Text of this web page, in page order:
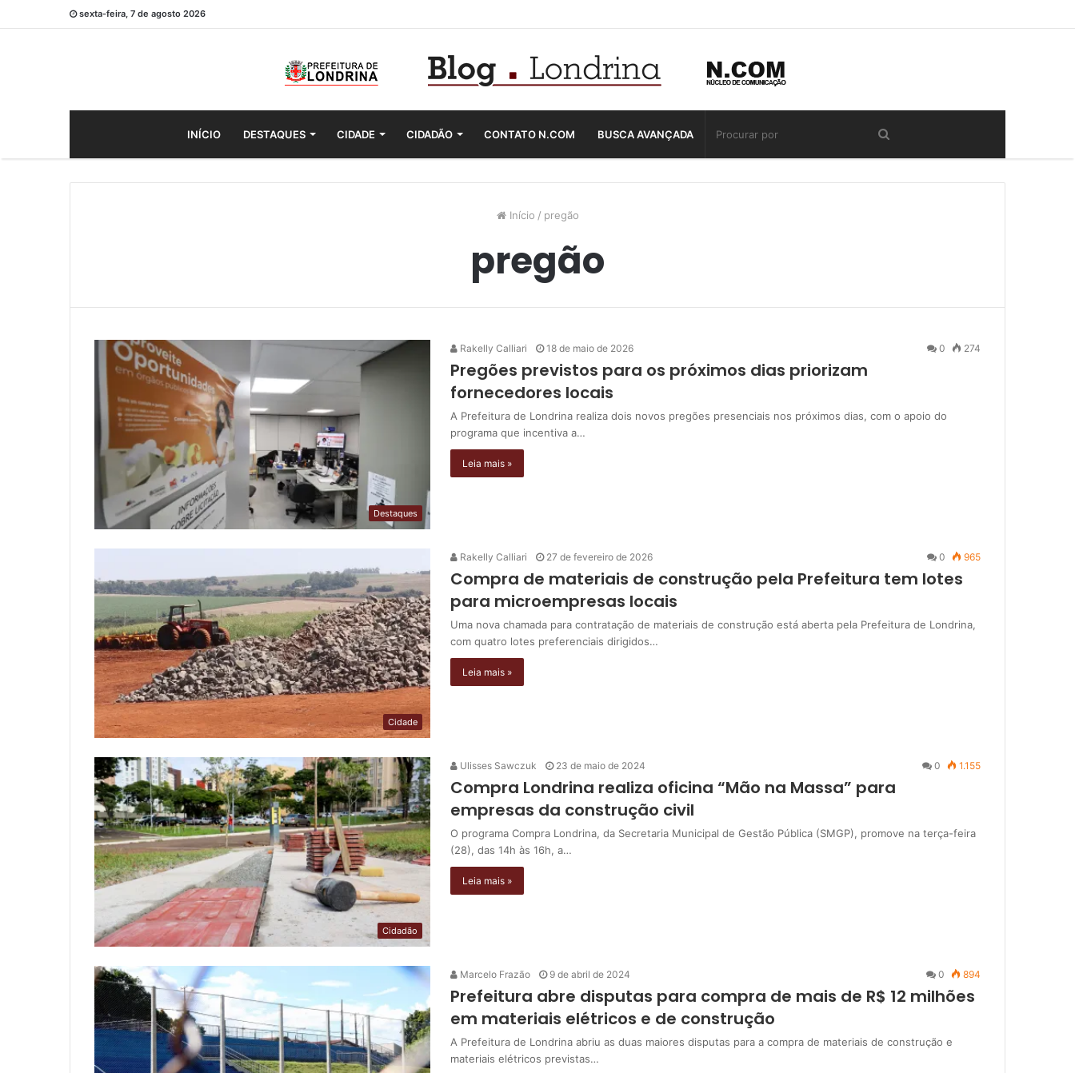
sexta-feira, 7 de agosto 2026
INÍCIO DESTAQUES CIDADE CIDADÃO CONTATO N.COM BUSCA AVANÇADA
Início / pregão
pregão
Destaques
Rakelly Calliari 18 de maio de 2026 0 274
Pregões previstos para os próximos dias priorizam
fornecedores locais
A Prefeitura de Londrina realiza dois novos pregões presenciais nos próximos dias, com o apoio do
programa que incentiva a…
Leia mais »
Cidade
Rakelly Calliari 27 de fevereiro de 2026 0 965
Compra de materiais de construção pela Prefeitura tem lotes
para microempresas locais
Uma nova chamada para contratação de materiais de construção está aberta pela Prefeitura de Londrina,
com quatro lotes preferenciais dirigidos…
Leia mais »
Cidadão
Ulisses Sawczuk 23 de maio de 2024 0 1.155
Compra Londrina realiza oficina “Mão na Massa” para
empresas da construção civil
O programa Compra Londrina, da Secretaria Municipal de Gestão Pública (SMGP), promove na terça-feira
(28), das 14h às 16h, a…
Leia mais »
Marcelo Frazão 9 de abril de 2024 0 894
Prefeitura abre disputas para compra de mais de R$ 12 milhões
em materiais elétricos e de construção
A Prefeitura de Londrina abriu as duas maiores disputas para a compra de materiais de construção e
materiais elétricos previstas…